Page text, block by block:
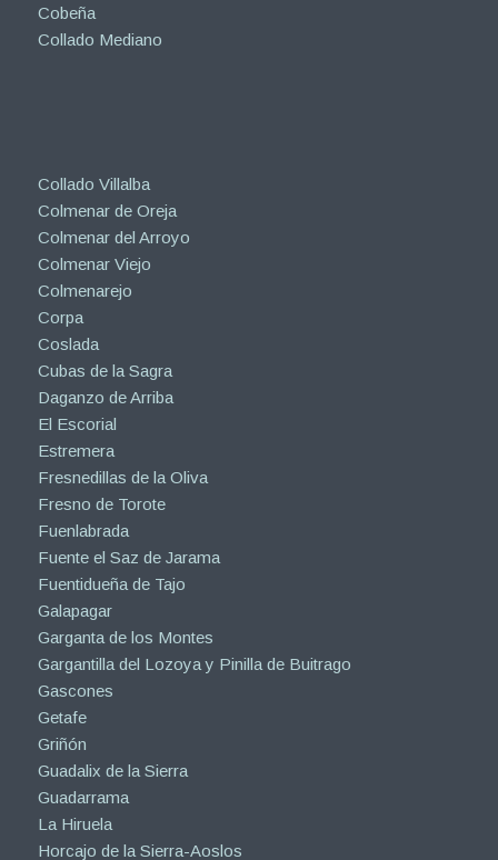
Cobeña
Collado Mediano
Collado Villalba
Colmenar de Oreja
Colmenar del Arroyo
Colmenar Viejo
Colmenarejo
Corpa
Coslada
Cubas de la Sagra
Daganzo de Arriba
El Escorial
Estremera
Fresnedillas de la Oliva
Fresno de Torote
Fuenlabrada
Fuente el Saz de Jarama
Fuentidueña de Tajo
Galapagar
Garganta de los Montes
Gargantilla del Lozoya y Pinilla de Buitrago
Gascones
Getafe
Griñón
Guadalix de la Sierra
Guadarrama
La Hiruela
Horcajo de la Sierra-Aoslos